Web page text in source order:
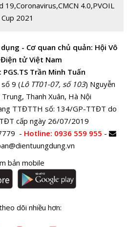
19,Coronavirus,CMCN 4.0,PVOIL
Cup 2021
- Cơ quan chủ quản: Hội Vô
tử Việt Nam
Trần Minh Tuấn
9 (Lô TT01-07, số 103) Nguyễn
Trung, Thanh Xuân, Hà Nội
TTĐTTH số: 134/GP-TTĐT do
cấp ngày 26/07/2019
- Hotline: 0936 559 955 -
bản mobile
dõi nhiều hơn: